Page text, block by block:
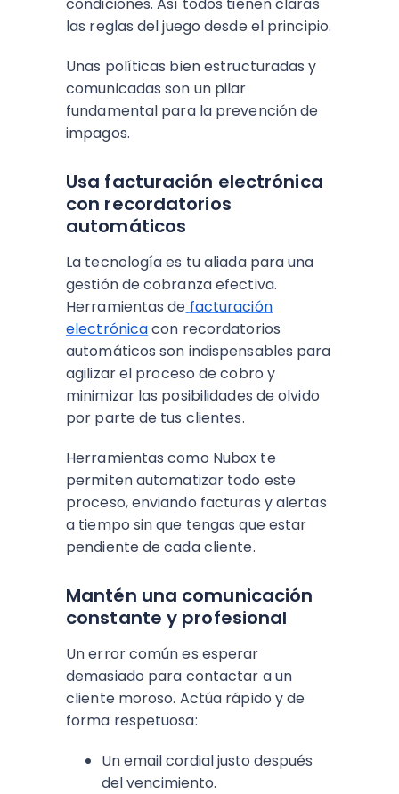
las reglas del juego desde el principio.
Unas políticas bien estructuradas y
comunicadas son un pilar
fundamental para la prevención de
impagos.
Usa facturación electrónica
con recordatorios
automáticos
La tecnología es tu aliada para una
gestión de cobranza efectiva.
Herramientas de facturación
electrónicacon recordatorios
automáticos son indispensables para
agilizar el proceso de cobro y
minimizar las posibilidades de olvido
por parte de tus clientes.
Herramientas como Nubox te
permiten automatizar todo este
proceso, enviando facturas y alertas
a tiempo sin que tengas que estar
pendiente de cada cliente.
Mantén una comunicación
constante y profesional
Un error común es esperar
demasiado para contactar a un
cliente moroso. Actúa rápido y de
forma respetuosa:
Un email cordial justo después
del vencimiento.